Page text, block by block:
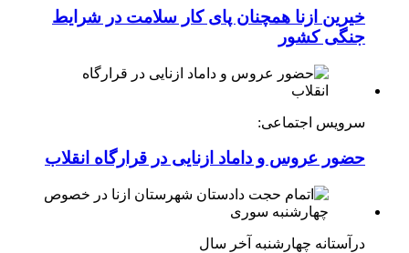
خیرین ازنا همچنان پای کار سلامت در شرایط
جنگی کشور
سرویس اجتماعی:
حضور عروس و داماد ازنایی در قرارگاه انقلاب
درآستانه چهارشنبه آخر سال